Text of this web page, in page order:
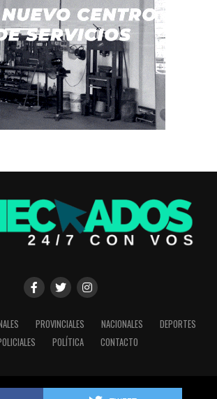
PROVINCIALES NACIONALES
DEPORTES
POLÍTICA CONTACTO
© 2024 Conectados 24/7